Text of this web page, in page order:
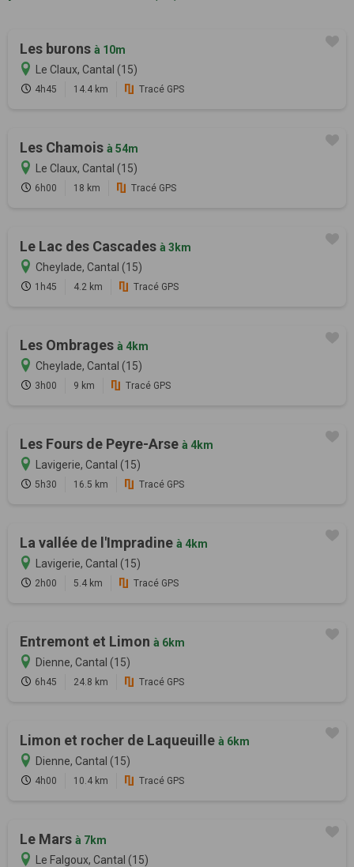
Les burons à 10m
Le Claux, Cantal (15)
4h45 14.4 km Tracé GPS
Les Chamois à 54m
Le Claux, Cantal (15)
6h00 18 km Tracé GPS
Le Lac des Cascades à 3km
Cheylade, Cantal (15)
1h45 4.2 km Tracé GPS
Les Ombrages à 4km
Cheylade, Cantal (15)
3h00 9 km Tracé GPS
Les Fours de Peyre-Arse à 4km
Lavigerie, Cantal (15)
5h30 16.5 km Tracé GPS
La vallée de l'Impradine à 4km
Lavigerie, Cantal (15)
2h00 5.4 km Tracé GPS
Entremont et Limon à 6km
Dienne, Cantal (15)
6h45 24.8 km Tracé GPS
Limon et rocher de Laqueuille à 6km
Dienne, Cantal (15)
4h00 10.4 km Tracé GPS
Le Mars à 7km
Le Falgoux, Cantal (15)